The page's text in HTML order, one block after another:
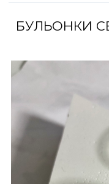
БУЛЬОНКИ